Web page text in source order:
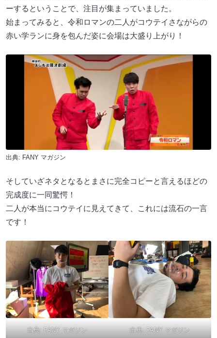
ーするということで、注目が集まっていました。
始まってみると、令和ロマンの二人がコウテイさながらの
赤い学ランに身を包んだ姿に会場は大盛り上がり！
出典: FANY マガジン
そしていざネタとなるとまさに完全コピーと言えるほどの
完成度に一同驚愕！
二人が本当にコウテイに見えてきて、これには流石の一言
です！
出典: FANY マガジン 出典: FANY マガジン